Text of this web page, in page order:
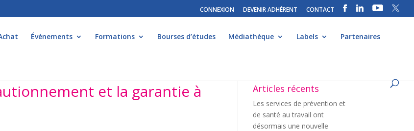
CONNEXION DEVENIR ADHÉRENT CONTACT
Événements Formations Bourses d’études Médiathèque Labels Partenaires
et la garantie à Articles récents
Les services de prévention et
de santé au travail ont
désormais une nouvelle